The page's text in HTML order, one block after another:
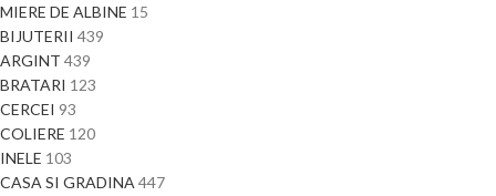
MIERE DE ALBINE 15
BIJUTERII 439
ARGINT 439
BRATARI 123
CERCEI 93
COLIERE 120
INELE 103
CASA SI GRADINA 447